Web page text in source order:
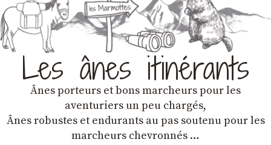
Les ânes itinérants
Ânes porteurs et bons marcheurs pour les
aventuriers un peu chargés,
Ânes robustes et endurants au pas soutenu pour les
marcheurs chevronnés …